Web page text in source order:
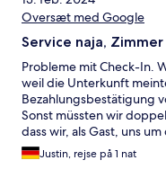
Oversæt med Google
Service naja,
Probleme mit Check-In.
weil die Unterkunft
Bezahlungsbestätigung
Sonst müssten wir
dass wir, als Gast, uns
Hotel.com und der
das Zimmer sehr schön,
Justin, rejse på 1 nat